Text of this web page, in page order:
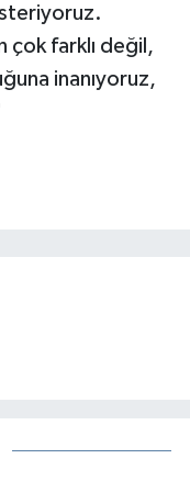
çok farklı değil,
inanıyoruz,